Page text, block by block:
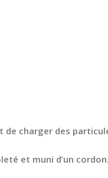
de charger des
et muni d’un cordon.